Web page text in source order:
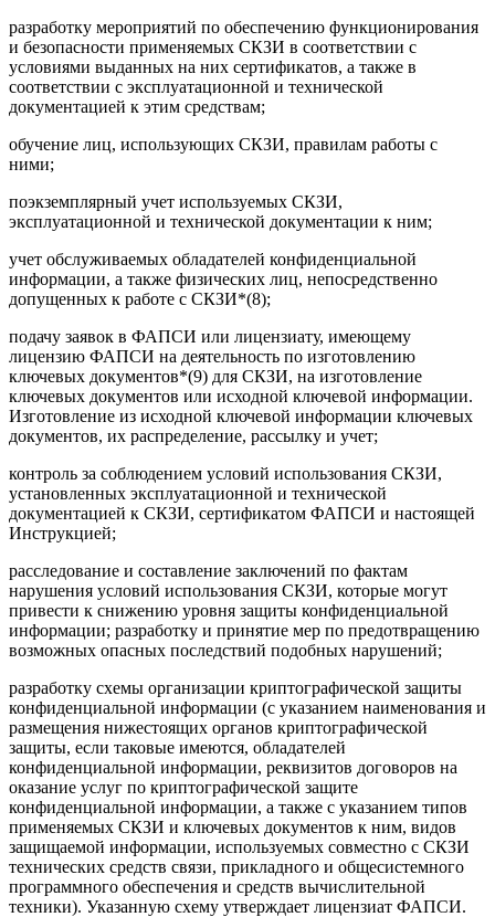
разработку мероприятий по обеспечению функционирования
и безопасности применяемых СКЗИ в соответствии с
условиями выданных на них сертификатов, а также в
соответствии с эксплуатационной и технической
документацией к этим средствам;
обучение лиц, использующих СКЗИ, правилам работы с
ними;
поэкземплярный учет используемых СКЗИ,
эксплуатационной и технической документации к ним;
учет обслуживаемых обладателей конфиденциальной
информации, а также физических лиц, непосредственно
допущенных к работе с СКЗИ*(8);
подачу заявок в ФАПСИ или лицензиату, имеющему
лицензию ФАПСИ на деятельность по изготовлению
ключевых документов*(9) для СКЗИ, на изготовление
ключевых документов или исходной ключевой информации.
Изготовление из исходной ключевой информации ключевых
документов, их распределение, рассылку и учет;
контроль за соблюдением условий использования СКЗИ,
установленных эксплуатационной и технической
документацией к СКЗИ, сертификатом ФАПСИ и настоящей
Инструкцией;
расследование и составление заключений по фактам
нарушения условий использования СКЗИ, которые могут
привести к снижению уровня защиты конфиденциальной
информации; разработку и принятие мер по предотвращению
возможных опасных последствий подобных нарушений;
разработку схемы организации криптографической защиты
конфиденциальной информации (с указанием наименования и
размещения нижестоящих органов криптографической
защиты, если таковые имеются, обладателей
конфиденциальной информации, реквизитов договоров на
оказание услуг по криптографической защите
конфиденциальной информации, а также с указанием типов
применяемых СКЗИ и ключевых документов к ним, видов
защищаемой информации, используемых совместно с СКЗИ
технических средств связи, прикладного и общесистемного
программного обеспечения и средств вычислительной
техники). Указанную схему утверждает лицензиат ФАПСИ.